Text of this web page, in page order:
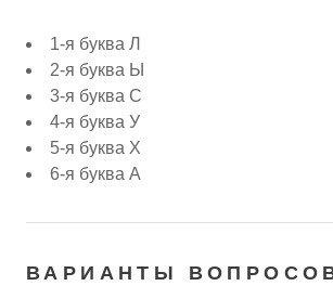
1-я буква Л
2-я буква Ы
3-я буква С
4-я буква У
5-я буква Х
6-я буква А
ВАРИАНТЫ